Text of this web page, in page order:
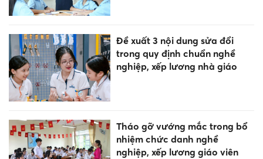
Đề xuất 3 nội dung sửa đổi
trong quy định chuẩn nghề
nghiệp, xếp lương nhà giáo
Tháo gỡ vướng mắc trong bổ
nhiệm chức danh nghề
nghiệp, xếp lương giáo viên